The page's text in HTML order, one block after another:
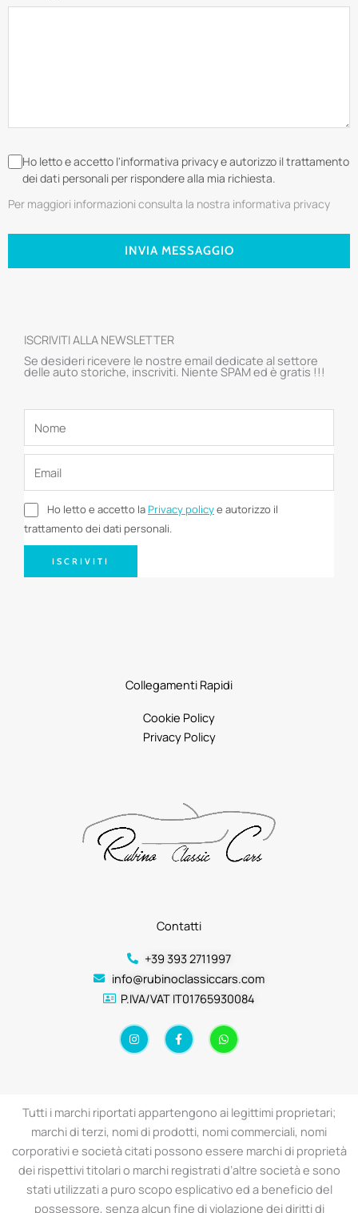
Ho letto e accetto l'informativa privacy e autorizzo il trattamento
dei dati personali per rispondere alla mia richiesta.
Per maggiori informazioni consulta la nostra informativa privacy
INVIA MESSAGGIO
ISCRIVITI ALLA NEWSLETTER
Se desideri ricevere le nostre email dedicate al settore
delle auto storiche, inscriviti. Niente SPAM ed è gratis !!!
Ho letto e accetto laPrivacy policye autorizzo il
trattamento dei dati personali.
ISCRIVITI
Contatti
+39 393 2711997
info@rubinoclassiccars.com
P.IVA/VAT IT01765930084
I
n
s
a
m
F
a
c
-
f
W
h
a
p
Collegamenti Rapidi
Cookie Policy
Privacy Policy
Tutti i marchi riportati appartengono ai legittimi proprietari;
marchi di terzi, nomi di prodotti, nomi commerciali, nomi
corporativi e società citati possono essere marchi di proprietà
dei rispettivi titolari o marchi registrati d’altre società e sono
stati utilizzati a puro scopo esplicativo ed a beneficio del
possessore, senza alcun fine di violazione dei diritti di